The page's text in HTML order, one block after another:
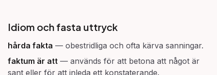
Idiom och fasta uttryck
hårda fakta — obestridliga och ofta kärva sanningar.
faktum är att — används för att betona att något är
sant eller för att inleda ett konstaterande.